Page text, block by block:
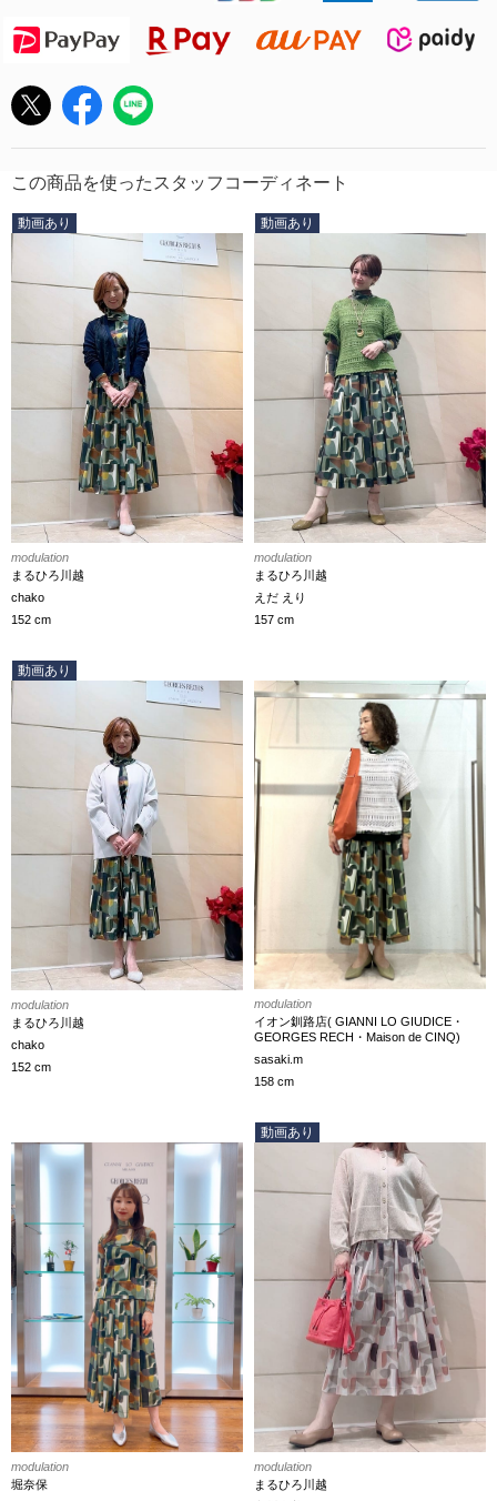
この商品を使ったスタッフコーディネート
動画あり
modulation
まるひろ川越
chako
152 cm
動画あり
modulation
まるひろ川越
えだ えり
157 cm
動画あり
modulation
まるひろ川越
chako
152 cm
modulation
イオン釧路店( GIANNI LO GIUDICE・
GEORGES RECH・Maison de CINQ)
sasaki.m
158 cm
modulation
堀奈保
動画あり
modulation
まるひろ川越